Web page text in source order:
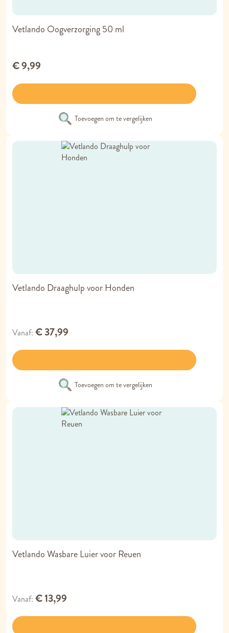
Vetlando Oogverzorging 50 ml
€ 9,99
Toevoegen om te vergelijken
Vetlando Draaghulp voor Honden
Vanaf € 37,99
Toevoegen om te vergelijken
Vetlando Wasbare Luier voor Reuen
Vanaf € 13,99